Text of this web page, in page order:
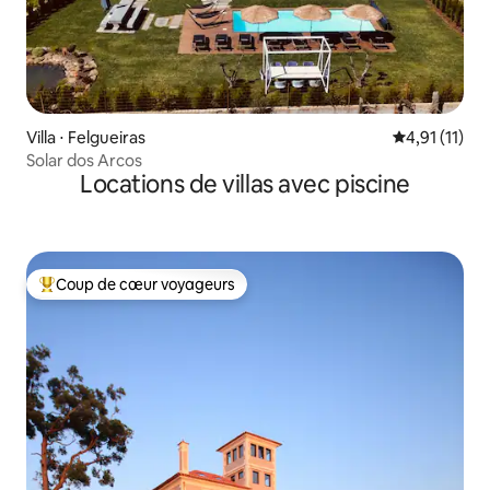
Villa ⋅ Felgueiras Évaluation
4,91 (11)
Solar dos Arcos
Locations de villas avec piscine
Coups de cœur voyageurs les plus appréciés
Coup de cœur voyageurs